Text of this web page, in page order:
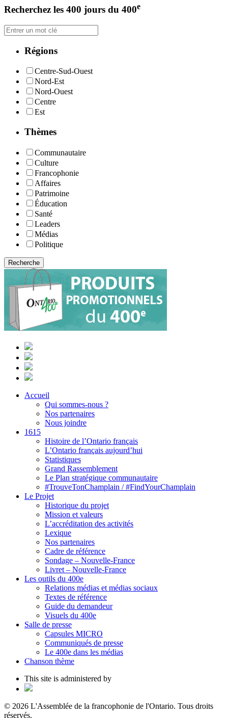
Recherchez les 400 jours du 400e
Régions
Centre-Sud-Ouest
Nord-Est
Nord-Ouest
Centre
Est
Thèmes
Communautaire
Culture
Francophonie
Affaires
Patrimoine
Éducation
Santé
Leaders
Médias
Politique
Accueil
Qui sommes-nous ?
Nos partenaires
Nous joindre
1615
Histoire de l’Ontario français
L’Ontario français aujourd’hui
Statistiques
Grand Rassemblement
Le Plan stratégique communautaire
#TrouveTonChamplain / #FindYourChamplain
Le Projet
Historique du projet
Mission et valeurs
L’accréditation des activités
Lexique
Nos partenaires
Cadre de référence
Sondage – Nouvelle-France
Livret – Nouvelle-France
Les outils du 400e
Relations médias et médias sociaux
Textes de référence
Guide du demandeur
Visuels du 400e
Salle de presse
Capsules MICRO
Communiqués de presse
Le 400e dans les médias
Chanson thème
This site is administered by
© 2026 L'Assemblée de la francophonie de l'Ontario. Tous droits
réservés.